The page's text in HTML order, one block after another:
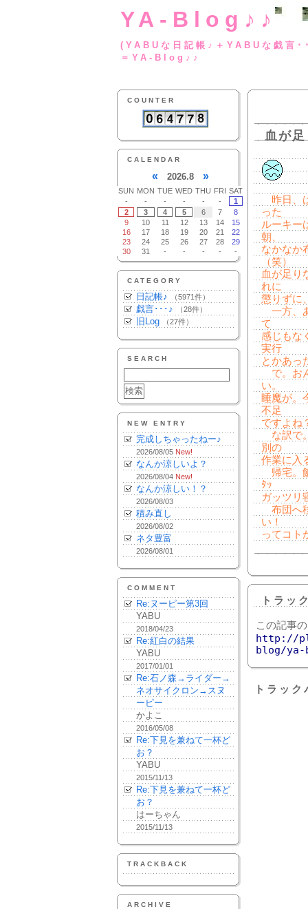
YA-Blog♪♪
(YABUな日記帳♪
＝YA-Blog♪♪
COUNTER
CALENDAR
« 2026.8 »
SUN MON TUE WED THU FRI SAT
-
- - - - -
1
2
3 4 5 6 7
8
9
10 11 12 13 14
15
16
17 18 19 20 21
22
23
24 25 26 27 28
29
30
31 - - - - -
CATEGORY
日記帳♪ （5971件）
戯言･･･♪ （28件）
旧Log （27件）
SEARCH
NEW ENTRY
完成しちゃったねー♪
2026/08/05 New!
なんか涼しいよ？
2026/08/04 New!
なんか涼しい！？
2026/08/03
積み直し
2026/08/02
ネタ豊富
2026/08/01
COMMENT
Re:ヌーピー第3回
YABU
2018/04/23
Re:紅白の結果
YABU
2017/01/01
Re:石ノ森→ライダー→
ネオサイクロン→スヌ
ーピー
かよこ
2016/05/08
Re:下見を兼ねて一杯ど
お？
YABU
2015/11/13
Re:下見を兼ねて一杯ど
お？
はーちゃん
2015/11/13
TRACKBACK
ARCHIVE
血が
昨日、
った
ルーキー
朝、
なかなか
（笑）
血が足り
れに
懲りずに
一方、
て
感じもな
実行
とかあっ
で。お
い。
睡魔が。
不足
ですよね
な訳で
別の
作業に入
帰宅。
ﾀｯ
ガッツリ
布団へ
い！
ってコト
トラッ
この記事
http://
blog/ya-
トラッ